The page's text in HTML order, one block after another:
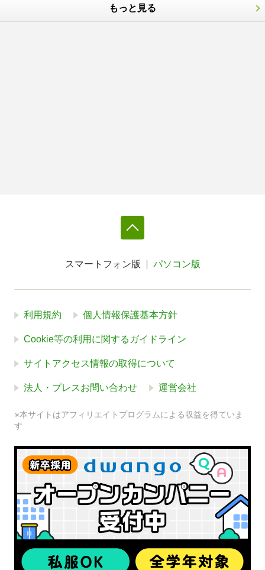
もっと見る
スマートフォン版 パソコン版
利用規約 個人情報保護基本方針
Cookie等の利用に関するガイドライン
サイトアクセス情報の取得について
法人・プレスお問い合わせ 運営会社
※本サイトはアフィリエイトプログラムによる収益を得ていま
す